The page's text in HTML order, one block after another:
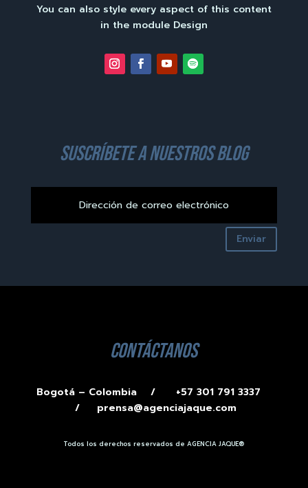
You can also style every aspect of this content
in the module Design
suscríbete a nuestros blog
Enviar
contáctanos
Bogotá – Colombia /
+57 301 791 3337
/ prensa@agenciajaque.com
Todos los derechos reservados de AGENCIA JAQUE®